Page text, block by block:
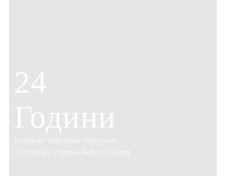
24
Години
Інтернет магазин наручних
чоловічих годинників та сумок